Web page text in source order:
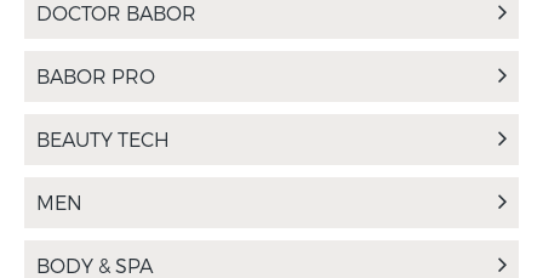
DOCTOR BABOR
BABOR PRO
BEAUTY TECH
MEN
BODY & SPA